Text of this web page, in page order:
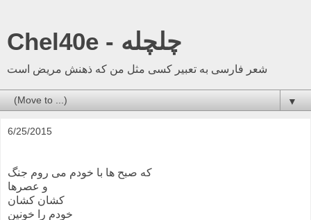
Chel40e - چلچله
شعر فارسی به تعبیر کسی مثل من که ذهنش مریض است
▼
6/25/2015
که صبح ها با خودم می روم جنگ
و عصرها
کشان کشان